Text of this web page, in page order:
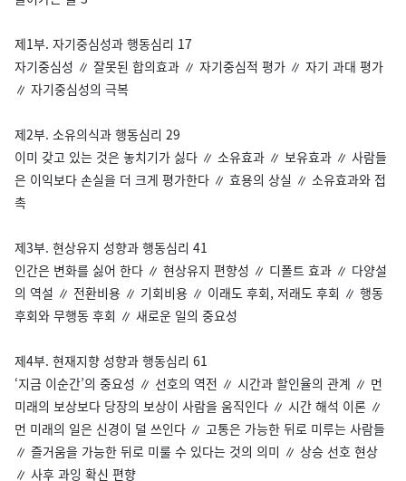
제1부. 자기중심성과 행동심리 17
자기중심성 ∥ 잘못된 합의효과 ∥ 자기중심적 평가 ∥ 자기 과대 평가
∥ 자기중심성의 극복
제2부. 소유의식과 행동심리 29
이미 갖고 있는 것은 놓치기가 싫다 ∥ 소유효과 ∥ 보유효과 ∥ 사람들
은 이익보다 손실을 더 크게 평가한다 ∥ 효용의 상실 ∥ 소유효과와 접
촉
제3부. 현상유지 성향과 행동심리 41
인간은 변화를 싫어 한다 ∥ 현상유지 편향성 ∥ 디폴트 효과 ∥ 다양설
의 역설 ∥ 전환비용 ∥ 기회비용 ∥ 이래도 후회, 저래도 후회 ∥ 행동
후회와 무행동 후회 ∥ 새로운 일의 중요성
제4부. 현재지향 성향과 행동심리 61
‘지금 이순간’의 중요성 ∥ 선호의 역전 ∥ 시간과 할인율의 관계 ∥ 먼
미래의 보상보다 당장의 보상이 사람을 움직인다 ∥ 시간 해석 이론 ∥
먼 미래의 일은 신경이 덜 쓰인다 ∥ 고통은 가능한 뒤로 미루는 사람들
∥ 즐거움을 가능한 뒤로 미룰 수 있다는 것의 의미 ∥ 상승 선호 현상
∥ 사후 과잉 확신 편향